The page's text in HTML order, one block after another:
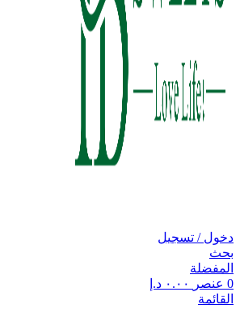
دخول / تسجيل
بحث
المفضلة
0 عنصر ٠.٠٠ د.إ
القائمة